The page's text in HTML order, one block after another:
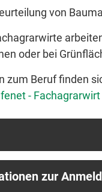
von
oder bei
zum Beruf finden
-
zur